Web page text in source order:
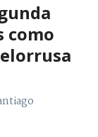
como